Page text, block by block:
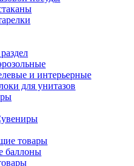
и интерьерные
для унитазов
товары
баллоны